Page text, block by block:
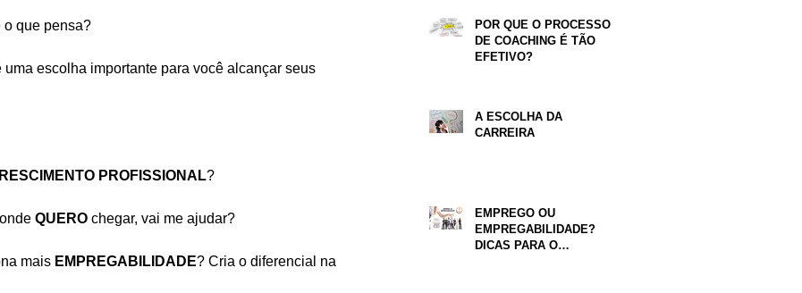
o que pensa?
escolha importante para você alcançar seus
PROFISSIONAL?
QUERO chegar, vai me ajudar?
mais EMPREGABILIDADE? Cria o diferencial na
POR QUE O PROCESSO
DE COACHING É TÃO
EFETIVO?
A ESCOLHA DA
CARREIRA
EMPREGO OU
EMPREGABILIDADE?
DICAS PARA O